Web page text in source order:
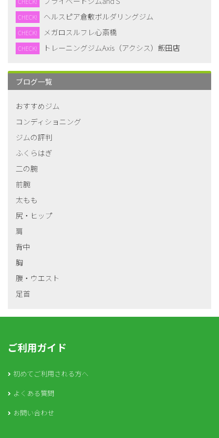
CHECK! ヘルスピア倉敷ボルダリングジム
CHECK! メガロスルフレ心斎橋
CHECK! トレーニングジムAxis（アクシス）飯田店
ブログ一覧
おすすめジム
コンディショニング
ジムの評判
ふくらはぎ
二の腕
前腕
太もも
尻・ヒップ
肩
背中
胸
腹・ウエスト
足首
ご利用ガイド
初めてご利用される方へ
よくある質問
お問い合わせ